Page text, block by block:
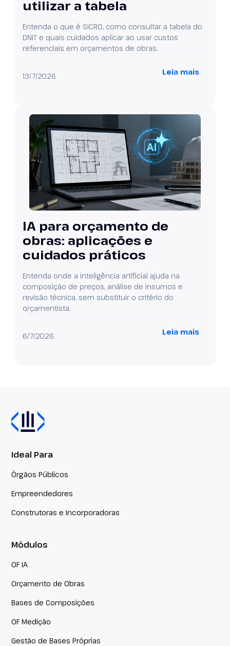
utilizar a tabela
Entenda o que é SICRO, como consultar a tabela do
DNIT e quais cuidados aplicar ao usar custos
referenciais em orçamentos de obras.
13/7/2026 Leia mais
IA para orçamento de
obras: aplicações e
cuidados práticos
Entenda onde a inteligência artificial ajuda na
composição de preços, análise de insumos e
revisão técnica, sem substituir o critério do
orçamentista.
6/7/2026 Leia mais
Ideal Para
Órgãos Públicos
Empreendedores
Construtoras e Incorporadoras
Módulos
OF IA
Orçamento de Obras
Bases de Composições
OF Medição
Gestão de Bases Próprias